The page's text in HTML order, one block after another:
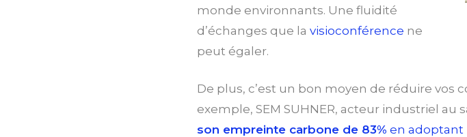
monde environnants. Une fluidité
d’échanges que lavisioconférence ne
peut égaler.
De plus, c’est un bon moyen de réduire vos
exemple, SEM SUHNER, acteur industriel au
son empreinte carbone de 83% en adoptant